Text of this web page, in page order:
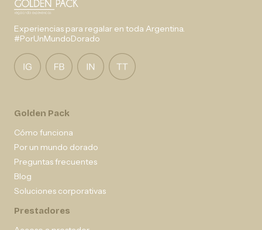
Experiencias para regalar en toda Argentina.
#PorUnMundoDorado
Golden Pack
Cómo funciona
Por un mundo dorado
Preguntas frecuentes
Blog
Soluciones corporativas
Prestadores